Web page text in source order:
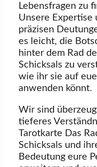
Lebensfragen zu
Unsere Expertise
präzisen
es leicht, die
hinter dem Rad
Schicksals zu
wie ihr sie auf
anwenden könnt.
Wir sind
tieferes
Tarotkarte Das
Schicksals und
Bedeutung eure